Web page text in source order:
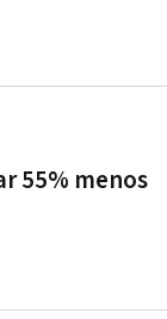
55% menos